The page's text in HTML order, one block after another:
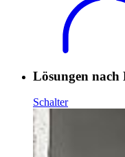
Lösungen nach
Schalter